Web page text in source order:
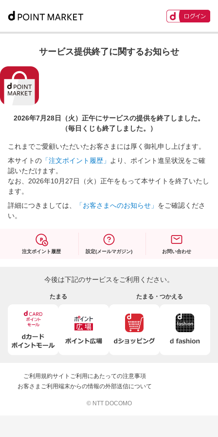
サービス提供終了に関するお知らせ
2026年7月28日（火）正午にサービスの提供を終了しました。
（毎日くじも終了しました。）
これまでご愛顧いただいたお客さまには厚く御礼申し上げます。
本サイトの 「注文ポイント履歴」
より、ポイント進呈状況をご確
認いただけます。
なお、2026年10月27日（火）正午をもって本サイトを終了いたし
ます。
詳細につきましては、
「お客さまへのお知らせ」 をご確認くださ
い。
注文ポイント履歴 設定(メールマガジン) お問い合わせ
今後は下記のサービスをご利用ください。
たまる たまる・つかえる
ご利用規約サイトご利用にあたっての注意事項
お客さまご利用端末からの情報の外部送信について
© NTT DOCOMO